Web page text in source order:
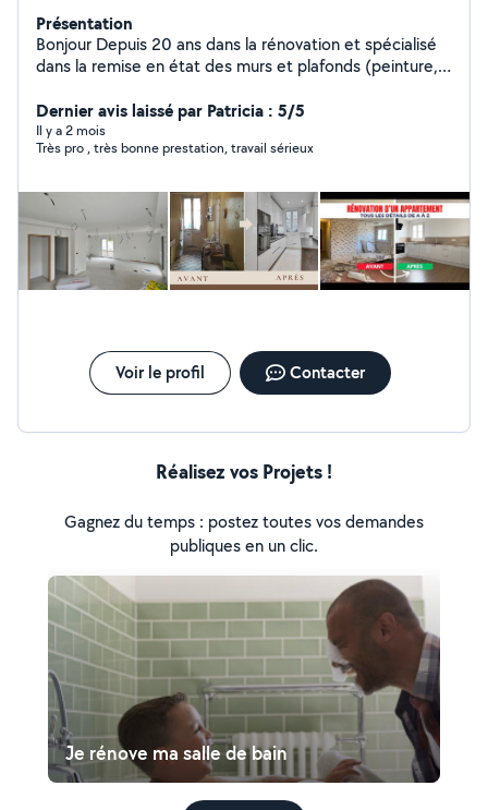
Présentation
Bonjour Depuis 20 ans dans la rénovation et spécialisé
dans la remise en état des murs et plafonds (peinture,
en collaboration avec les assurances pour les sinistres (
envoie ee devis aux assurances) vous pouvez faire appel
à moi pour tous types de travaux : Peinture,
de meubles,pose cuisine,rénovation salle de bain,
plomberie et électricité.
Dernier avis laissé par Patricia : 5/5
Il y a 2 mois
Très pro , très bonne prestation, travail sérieux
Voir le profil Contacter
Réalisez vos Projets !
Gagnez du temps : postez toutes vos demandes
publiques en un clic.
Je rénove ma salle de bain